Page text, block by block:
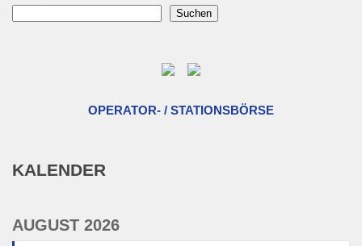
Suchen
OPERATOR- / STATIONSBÖRSE
KALENDER
AUGUST 2026